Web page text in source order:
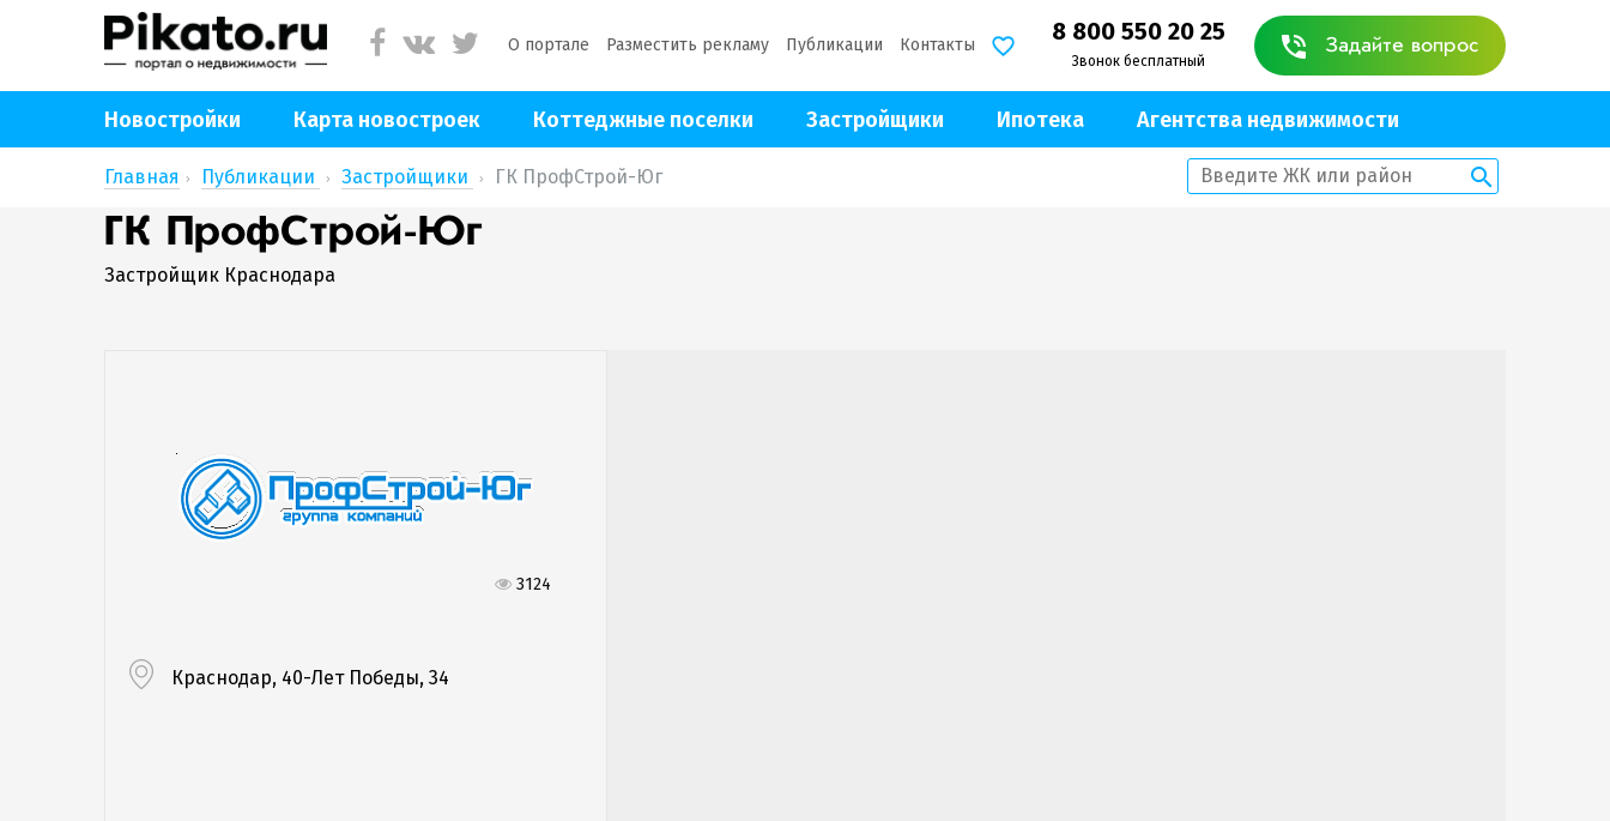
О портале Разместить рекламу Публикации Контакты 8 800 550 20 25
Звонок бесплатный
Задайте вопрос
Новостройки Карта новостроек Коттеджные поселки Застройщики Ипотека Агентства недвижимости
Главная Публикации Застройщики ГК ПрофСтрой-Юг
ГК ПрофСтрой-Юг
Застройщик Краснодара
3124
Краснодар, 40-Лет Победы, 34